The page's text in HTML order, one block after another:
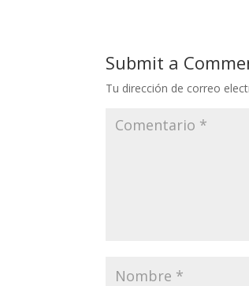
Submit a
Tu dirección de correo